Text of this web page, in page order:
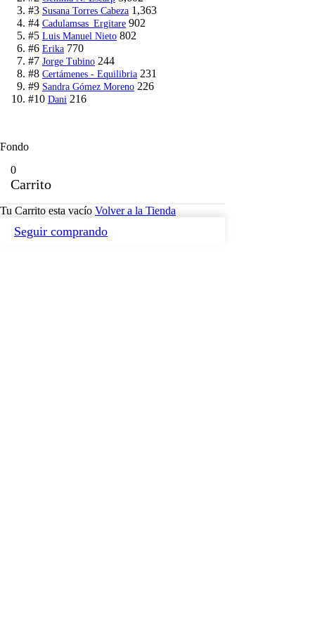
#3 Susana Torres Cabeza 1,363
#4 Cadulamsas_Ergitare 902
#5 Luis Manuel Nieto 802
#6 Erika 770
#7 Jorge Tubino 244
#8 Certámenes - Equilibria 231
#9 Sandra Gómez Moreno 226
#10 Dani 216
Fondo
0
Carrito
Tu Carrito esta vacío Volver a la Tienda
Seguir comprando